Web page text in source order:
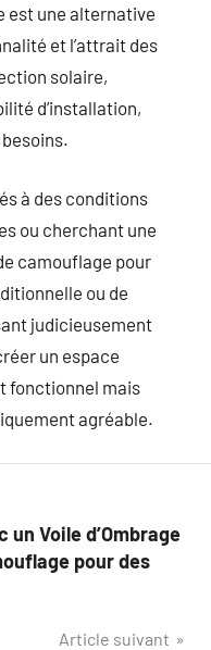
est une alternative
et l’attrait des
solaire,
d’installation,
à des conditions
ou cherchant une
camouflage pour
ou de
judicieusement
un espace
fonctionnel mais
agréable.
Voile d’Ombrage
pour des
Article suivant